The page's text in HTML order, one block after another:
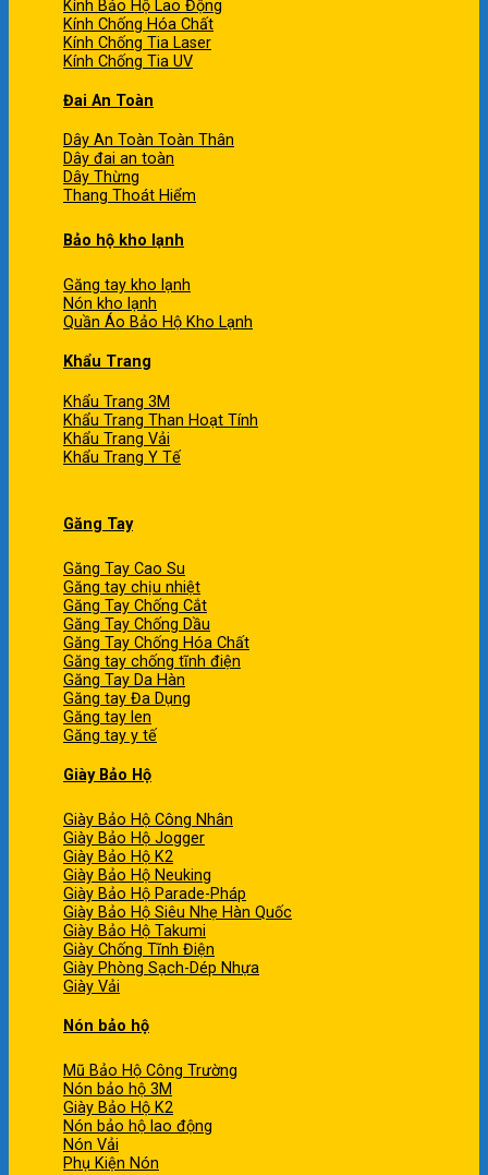
Kính Bảo Hộ Lao Động
Kính Chống Hóa Chất
Kính Chống Tia Laser
Kính Chống Tia UV
Đai An Toàn
Dây An Toàn Toàn Thân
Dây đai an toàn
Dây Thừng
Thang Thoát Hiểm
Bảo hộ kho lạnh
Găng tay kho lạnh
Nón kho lạnh
Quần Áo Bảo Hộ Kho Lạnh
Khẩu Trang
Khẩu Trang 3M
Khẩu Trang Than Hoạt Tính
Khẩu Trang Vải
Khẩu Trang Y Tế
Găng Tay
Găng Tay Cao Su
Găng tay chịu nhiệt
Găng Tay Chống Cắt
Găng Tay Chống Dầu
Găng Tay Chống Hóa Chất
Găng tay chống tĩnh điện
Găng Tay Da Hàn
Găng tay Đa Dụng
Găng tay len
Găng tay y tế
Giày Bảo Hộ
Giày Bảo Hộ Công Nhân
Giày Bảo Hộ Jogger
Giày Bảo Hộ K2
Giày Bảo Hộ Neuking
Giày Bảo Hộ Parade-Pháp
Giày Bảo Hộ Siêu Nhẹ Hàn Quốc
Giày Bảo Hộ Takumi
Giày Chống Tĩnh Điện
Giày Phòng Sạch-Dép Nhựa
Giày Vải
Nón bảo hộ
Mũ Bảo Hộ Công Trường
Nón bảo hộ 3M
Giày Bảo Hộ K2
Nón bảo hộ lao động
Nón Vải
Phụ Kiện Nón